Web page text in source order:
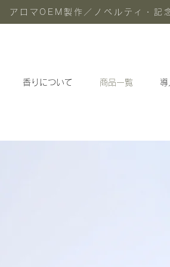
アロマOEM製作／ノベルティ・記
香りについて 商品一覧 導